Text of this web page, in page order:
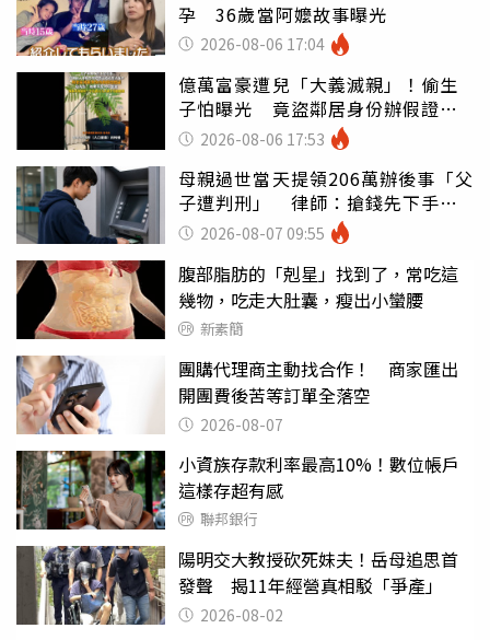
孕 36歲當阿嬤故事曝光
2026-08-06 17:04
億萬富豪遭兒「大義滅親」！偷生
子怕曝光 竟盜鄰居身份辦假證落
戶 2026-08-06 17:53
母親過世當天提領206萬辦後事「父
子遭判刑」 律師：搶錢先下手是
罪 2026-08-07 09:55
腹部脂肪的「剋星」找到了，常吃這
幾物，吃走大肚囊，瘦出小蠻腰
新素簡
團購代理商主動找合作！ 商家匯出
開團費後苦等訂單全落空
2026-08-07
小資族存款利率最高10%！數位帳戶
這樣存超有感
聯邦銀行
陽明交大教授砍死妹夫！岳母追思首
發聲 揭11年經營真相駁「爭產」
2026-08-02